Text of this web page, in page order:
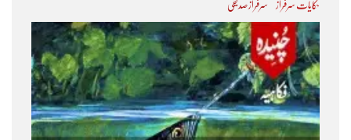
حکایات سرفراز سرفراز صدیقی